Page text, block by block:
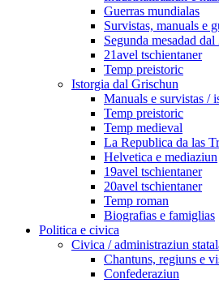
Guerras mundialas
Survistas, manuals e
Segunda mesadad
21avel tschientaner
Temp preistoric
Istorgia dal Grischun
Manuals e survistas /
Temp preistoric
Temp medieval
La Republica da las
Helvetica e mediaziun
19avel tschientaner
20avel tschientaner
Temp roman
Biografias e famiglias
Politica e civica
Civica / administraziun
Chantuns, regiuns e
Confederaziun